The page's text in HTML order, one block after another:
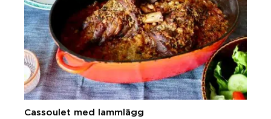
Cassoulet med lammlägg